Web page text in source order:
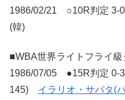
1986/02/21 ○10R判定 3-
(韓)
■WBA世界ライトフライ
1986/07/05 ●15R判定 0-
145) イラリオ・サパタ(